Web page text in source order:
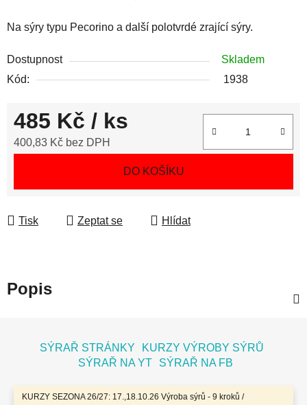
KURZY SEZONA 26/27: 17.,18.10.26 Výroba sýrů - 9 kroků /
Na sýry typu Pecorino a další polotvrdé zrající sýry.
Dostupnost
Skladem
Kód:
1938
485 Kč / ks
400,83 Kč bez DPH
DO KOŠÍKU
Tisk Zeptat se Hlídat
Popis
SÝRAŘ STRÁNKY
KURZY VÝROBY SÝRŮ
SÝRAŘ NA YT
SÝRAŘ NA FB